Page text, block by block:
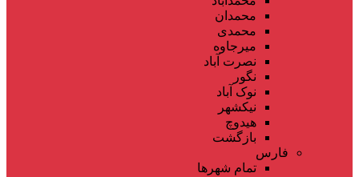
محمدان
محمدی
میرجاوه
نصرت آباد
نگور
نوک آباد
نیکشهر
هیدوچ
بازگشت
فارس
تمام شهر‌ها